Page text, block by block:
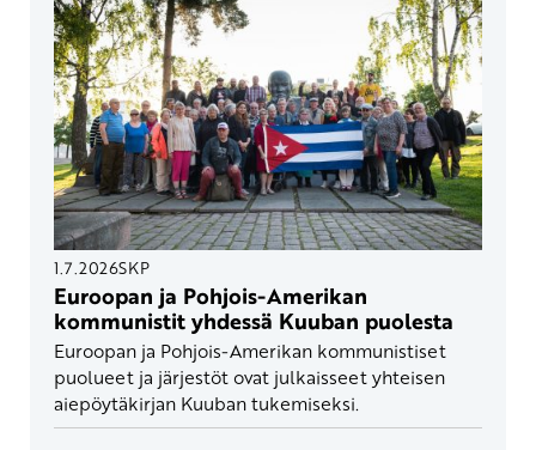
1.7.2026SKP
Euroopan ja Pohjois-Amerikan
kommunistit yhdessä Kuuban puolesta
Euroopan ja Pohjois-Amerikan kommunistiset
puolueet ja järjestöt ovat julkaisseet yhteisen
aiepöytäkirjan Kuuban tukemiseksi.